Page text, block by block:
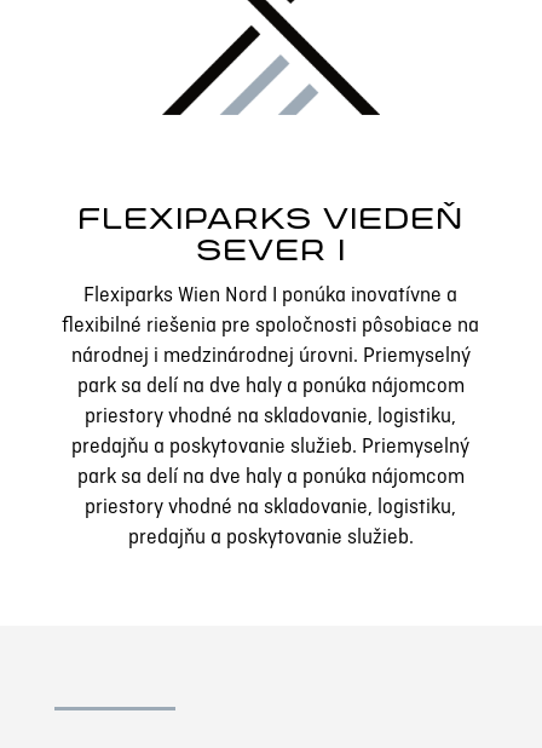
FLEXIPARKS VIEDEŇ
SEVER I
Flexiparks Wien Nord I ponúka inovatívne a
flexibilné riešenia pre spoločnosti pôsobiace na
národnej i medzinárodnej úrovni. Priemyselný
park sa delí na dve haly a ponúka nájomcom
priestory vhodné na skladovanie, logistiku,
predajňu a poskytovanie služieb. Priemyselný
park sa delí na dve haly a ponúka nájomcom
priestory vhodné na skladovanie, logistiku,
predajňu a poskytovanie služieb.